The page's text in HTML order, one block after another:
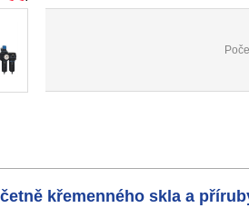
křemenného skla a